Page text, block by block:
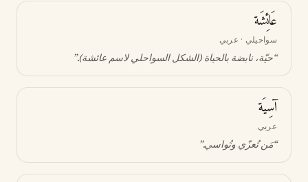
عَائِشَة
سواحيلي · عربي
“حيّة، نابضة بالحياة (الشكل السواحلي لاسم عائشة).”
آسِيَة
عربي
“مَن تُعزّي وتُواسي.”